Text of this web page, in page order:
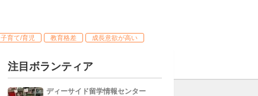
子育て/育児 教育格差 成長意欲が高い
注目ボランティア
ディーサイド留学情報センター